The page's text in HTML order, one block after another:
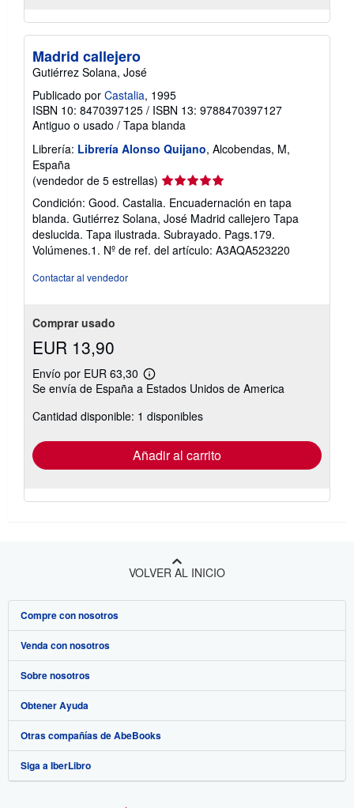
Madrid callejero
Gutiérrez Solana, José
Publicado por Castalia, 1995
ISBN 10: 8470397125 / ISBN 13: 9788470397127
Antiguo o usado / Tapa blanda
Librería: Librería Alonso Quijano, Alcobendas, M,
España
(vendedor de 5 estrellas) Calificación
del
vendedor:
5
de
5
Condición: Good. Castalia. Encuadernación en tapa
blanda. Gutiérrez Solana, José Madrid callejero Tapa
deslucida. Tapa ilustrada. Subrayado. Pags.179.
Volúmenes.1. Nº de ref. del artículo: A3AQA523220
Contactar al vendedor
Comprar usado
EUR 13,90
Envío por EUR 63,30
Más
información
las
tarifas
envío
Se envía de España a Estados Unidos de America
Cantidad disponible: 1 disponibles
Añadir al carrito
VOLVER AL INICIO
Compre con nosotros
Búsqueda avanzada
Colecciones
Mi cuenta
Mis pedidos
Ver carrito
Venda con nosotros
Comenzar a vender
Únase a nuestro programa de afiliados
Recomiende un vendedor
Sobre nosotros
Sobre IberLibro
Medios
Empleo
Obtener Ayuda
Preguntas frecuentes y guías
Atención al Cliente
Otras compañías de AbeBooks
AbeBooks.com
Siga a IberLibro